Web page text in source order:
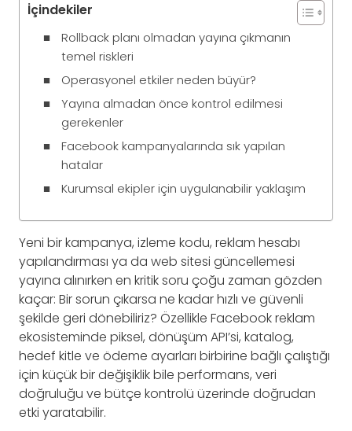
İçindekiler
Rollback planı olmadan yayına çıkmanın
temel riskleri
Operasyonel etkiler neden büyür?
Yayına almadan önce kontrol edilmesi
gerekenler
Facebook kampanyalarında sık yapılan
hatalar
Kurumsal ekipler için uygulanabilir yaklaşım
Yeni bir kampanya, izleme kodu, reklam hesabı
yapılandırması ya da web sitesi güncellemesi
yayına alınırken en kritik soru çoğu zaman gözden
kaçar: Bir sorun çıkarsa ne kadar hızlı ve güvenli
şekilde geri dönebiliriz? Özellikle Facebook reklam
ekosisteminde piksel, dönüşüm API’si, katalog,
hedef kitle ve ödeme ayarları birbirine bağlı çalıştığı
için küçük bir değişiklik bile performans, veri
doğruluğu ve bütçe kontrolü üzerinde doğrudan
etki yaratabilir.